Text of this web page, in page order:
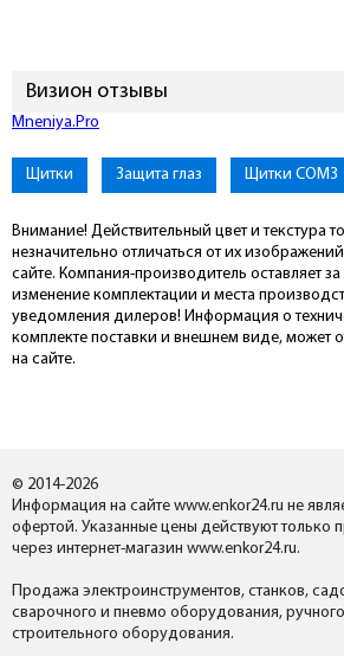
Визион отзывы
Mneniya.Pro
Щитки Защита глаз Щитки СОМЗ
Внимание! Действительный цвет и текстура
незначительно отличаться от их
сайте. Компания-производитель оставляет
изменение комплектации и места
уведомления дилеров! Информация о
комплекте поставки и внешнем виде, может
на сайте.
© 2014-2026
Информация на сайте www.enkor24.ru не
офертой. Указанные цены действуют только
через интернет-магазин www.enkor24.ru.
Продажа электроинструментов, станков,
сварочного и пневмо оборудования,
строительного оборудования.